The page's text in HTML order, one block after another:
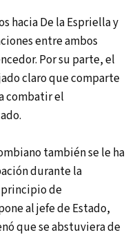
hacia De la Espriella y
entre ambos
Por su parte, el
claro que comparte
combatir el
también se le ha
durante la
de
al jefe de Estado,
que se abstuviera de